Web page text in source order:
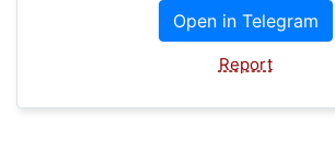
Open in Telegram
Report